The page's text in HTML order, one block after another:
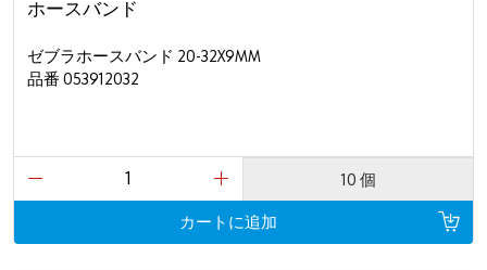
ホースバンド
ゼブラホースバンド 20-32X9MM
品番 053912032
10 個
カートに追加